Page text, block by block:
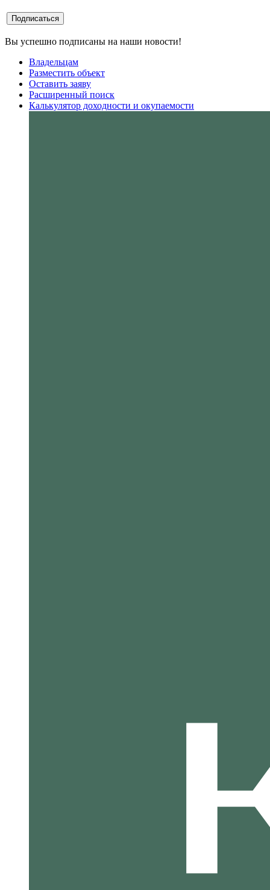
Вы успешно подписаны на наши новости!
Владельцам
Разместить объект
Оставить заяву
Расширенный поиск
Калькулятор доходности и окупаемости